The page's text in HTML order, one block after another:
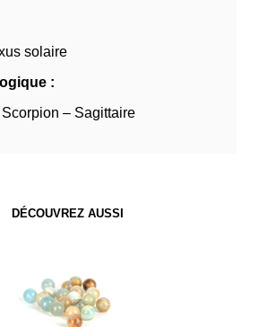
solaire
:
– Sagittaire
DÉCOUVREZ AUSSI